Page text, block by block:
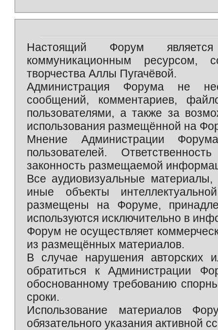
Настоящий Форум является
коммуникационным ресурсом,
творчества Аллы Пугачёвой.
Администрация Форума не
сообщений, комментариев,
пользователями, а также за
использования размещённой на
Мнение Администрации
пользователей.
законность размещаемой
Все аудиовизуальные
иные объекты
размещены на Форуме,
используются исключительно в
Форум не осуществляет
из размещённых материалов.
В случае нарушения авторских
обратиться к Администрации
обоснованному требованию
сроки.
Использование материалов
обязательного указания активной